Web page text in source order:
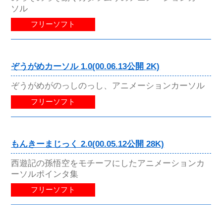
ソル
フリーソフト
ぞうがめカーソル 1.0(00.06.13公開 2K)
ぞうがめがのっしのっし、アニメーションカーソル
フリーソフト
もんきーまじっく 2.0(00.05.12公開 28K)
西遊記の孫悟空をモチーフにしたアニメーションカ
ーソルポインタ集
フリーソフト